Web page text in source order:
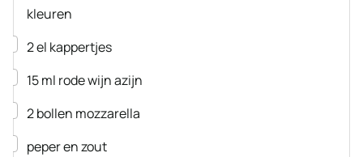
kleuren
▢
2el kappertjes
▢
15ml rode wijn azijn
▢
2bollen mozzarella
▢
peper en zout